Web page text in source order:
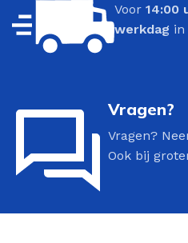
Voor 14:00
werkdag in
Vragen?
Vragen?
Ook bij